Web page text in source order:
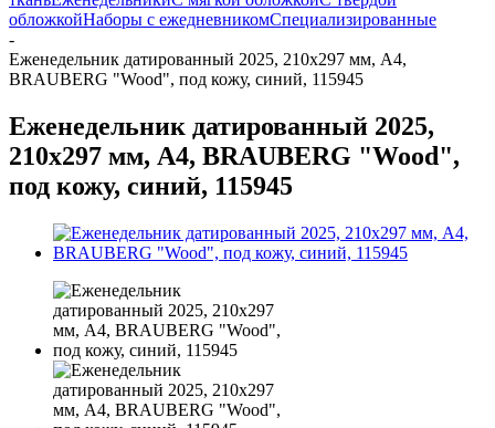
обложкойНаборы с ежедневникомСпециализированные
-
Еженедельник датированный 2025, 210х297 мм, А4,
BRAUBERG "Wood", под кожу, синий, 115945
Еженедельник датированный 2025,
210х297 мм, А4, BRAUBERG "Wood",
под кожу, синий, 115945